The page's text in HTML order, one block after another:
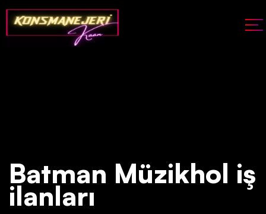
Batman Müzikhol iş
ilanları